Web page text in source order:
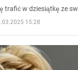
trafić w dziesiątkę ze
15:28